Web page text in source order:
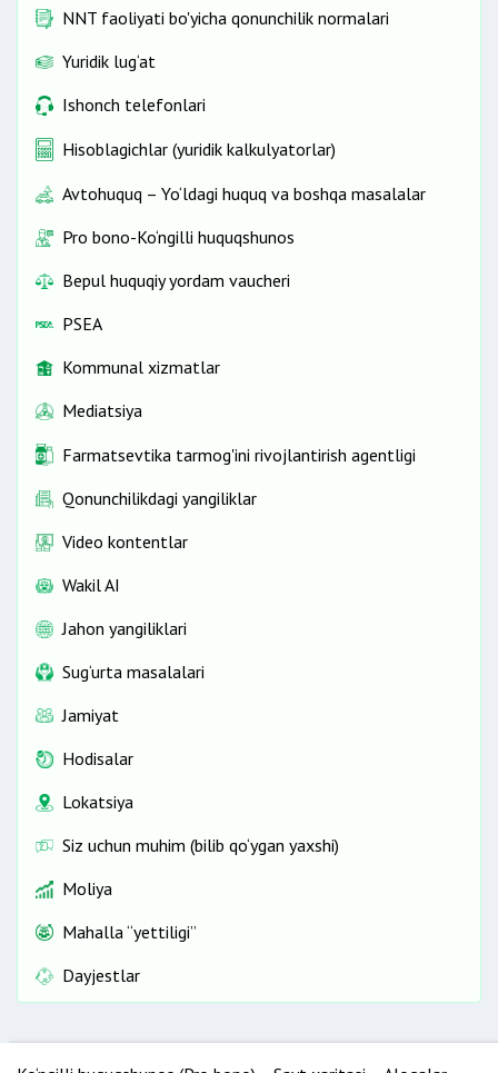
NNT faoliyati bo'yicha qonunchilik normalari
Yuridik lug‘at
Ishonch telefonlari
Hisoblagichlar (yuridik kalkulyatorlar)
Avtohuquq – Yo‘ldagi huquq va boshqa masalalar
Pro bono-Ko‘ngilli huquqshunos
Bepul huquqiy yordam vaucheri
PSEA
Kommunal xizmatlar
Mediatsiya
Farmatsevtika tarmog'ini rivojlantirish agentligi
Qonunchilikdagi yangiliklar
Video kontentlar
Wakil AI
Jahon yangiliklari
Sug‘urta masalalari
Jamiyat
Hodisalar
Lokatsiya
Siz uchun muhim (bilib qo‘ygan yaxshi)
Moliya
Mahalla “yettiligi”
Dayjestlar